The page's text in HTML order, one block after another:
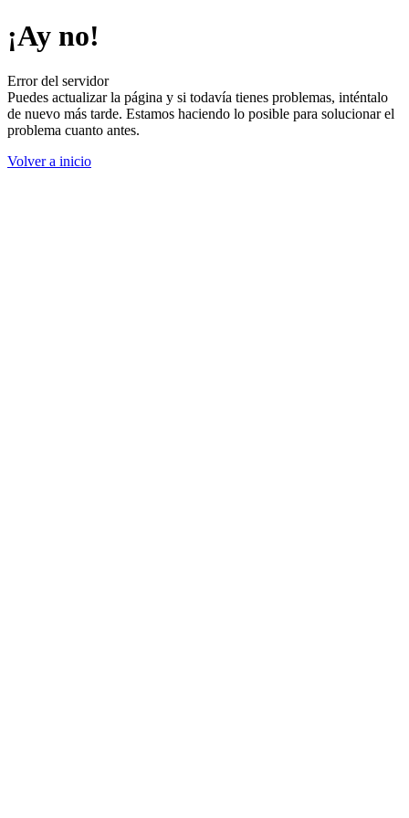
¡Ay no!
Error del servidor
Puedes actualizar la página y si todavía tienes problemas, inténtalo
de nuevo más tarde. Estamos haciendo lo posible para solucionar el
problema cuanto antes.
Volver a inicio